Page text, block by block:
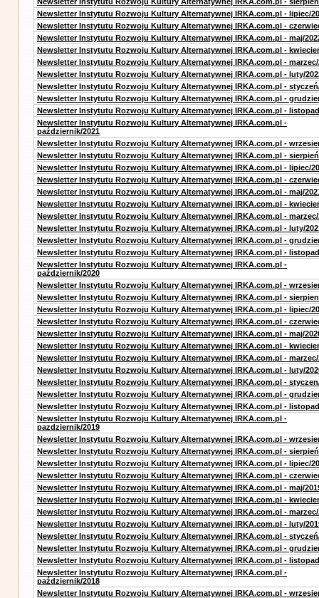
Newsletter Instytutu Rozwoju Kultury Alternatywnej IRKA.com.pl - lipiec/
Newsletter Instytutu Rozwoju Kultury Alternatywnej IRKA.com.pl -
Newsletter Instytutu Rozwoju Kultury Alternatywnej IRKA.com.pl - maj/
Newsletter Instytutu Rozwoju Kultury Alternatywnej IRKA.com.pl -
Newsletter Instytutu Rozwoju Kultury Alternatywnej IRKA.com.pl - marzec/
Newsletter Instytutu Rozwoju Kultury Alternatywnej IRKA.com.pl - luty/
Newsletter Instytutu Rozwoju Kultury Alternatywnej IRKA.com.pl -
Newsletter Instytutu Rozwoju Kultury Alternatywnej IRKA.com.pl -
Newsletter Instytutu Rozwoju Kultury Alternatywnej IRKA.com.pl -
Newsletter Instytutu Rozwoju Kultury Alternatywnej IRKA.com.pl -
październik/2021
Newsletter Instytutu Rozwoju Kultury Alternatywnej IRKA.com.pl -
Newsletter Instytutu Rozwoju Kultury Alternatywnej IRKA.com.pl -
Newsletter Instytutu Rozwoju Kultury Alternatywnej IRKA.com.pl - lipiec/
Newsletter Instytutu Rozwoju Kultury Alternatywnej IRKA.com.pl -
Newsletter Instytutu Rozwoju Kultury Alternatywnej IRKA.com.pl - maj/
Newsletter Instytutu Rozwoju Kultury Alternatywnej IRKA.com.pl -
Newsletter Instytutu Rozwoju Kultury Alternatywnej IRKA.com.pl - marzec/
Newsletter Instytutu Rozwoju Kultury Alternatywnej IRKA.com.pl - luty/
Newsletter Instytutu Rozwoju Kultury Alternatywnej IRKA.com.pl -
Newsletter Instytutu Rozwoju Kultury Alternatywnej IRKA.com.pl -
Newsletter Instytutu Rozwoju Kultury Alternatywnej IRKA.com.pl -
październik/2020
Newsletter Instytutu Rozwoju Kultury Alternatywnej IRKA.com.pl -
Newsletter Instytutu Rozwoju Kultury Alternatywnej IRKA.com.pl -
Newsletter Instytutu Rozwoju Kultury Alternatywnej IRKA.com.pl - lipiec/
Newsletter Instytutu Rozwoju Kultury Alternatywnej IRKA.com.pl -
Newsletter Instytutu Rozwoju Kultury Alternatywnej IRKA.com.pl - maj/
Newsletter Instytutu Rozwoju Kultury Alternatywnej IRKA.com.pl -
Newsletter Instytutu Rozwoju Kultury Alternatywnej IRKA.com.pl - marzec/
Newsletter Instytutu Rozwoju Kultury Alternatywnej IRKA.com.pl - luty/
Newsletter Instytutu Rozwoju Kultury Alternatywnej IRKA.com.pl -
Newsletter Instytutu Rozwoju Kultury Alternatywnej IRKA.com.pl -
Newsletter Instytutu Rozwoju Kultury Alternatywnej IRKA.com.pl -
Newsletter Instytutu Rozwoju Kultury Alternatywnej IRKA.com.pl -
pazdziernik/2019
Newsletter Instytutu Rozwoju Kultury Alternatywnej IRKA.com.pl -
Newsletter Instytutu Rozwoju Kultury Alternatywnej IRKA.com.pl -
Newsletter Instytutu Rozwoju Kultury Alternatywnej IRKA.com.pl - lipiec/
Newsletter Instytutu Rozwoju Kultury Alternatywnej IRKA.com.pl -
Newsletter Instytutu Rozwoju Kultury Alternatywnej IRKA.com.pl - maj/
Newsletter Instytutu Rozwoju Kultury Alternatywnej IRKA.com.pl -
Newsletter Instytutu Rozwoju Kultury Alternatywnej IRKA.com.pl - marzec/
Newsletter Instytutu Rozwoju Kultury Alternatywnej IRKA.com.pl - luty/
Newsletter Instytutu Rozwoju Kultury Alternatywnej IRKA.com.pl -
Newsletter Instytutu Rozwoju Kultury Alternatywnej IRKA.com.pl -
Newsletter Instytutu Rozwoju Kultury Alternatywnej IRKA.com.pl -
Newsletter Instytutu Rozwoju Kultury Alternatywnej IRKA.com.pl -
październik/2018
Newsletter Instytutu Rozwoju Kultury Alternatywnej IRKA.com.pl -